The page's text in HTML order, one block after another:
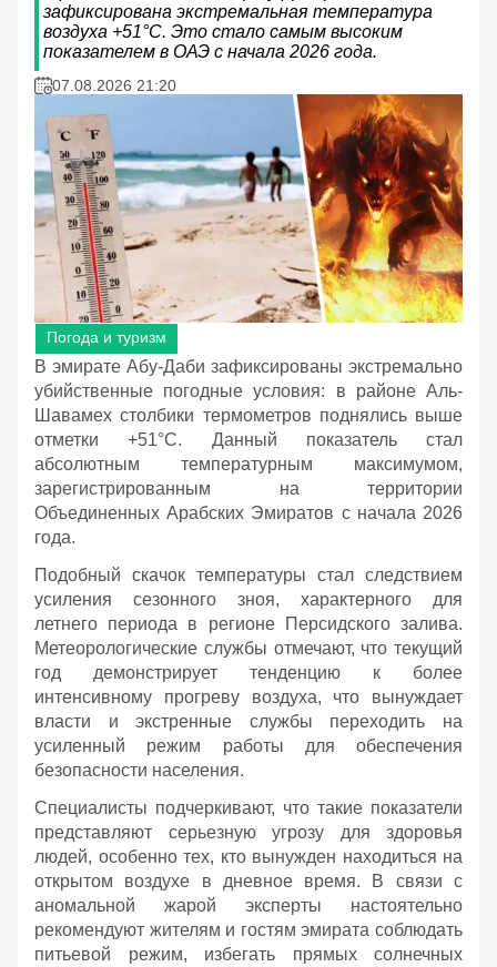
зафиксирована экстремальная температура
воздуха +51°C. Это стало самым высоким
показателем в ОАЭ с начала 2026 года.
07.08.2026 21:20
Погода и туризм
В эмирате Абу-Даби зафиксированы экстремально
убийственные погодные условия: в районе Аль-
Шавамех столбики термометров поднялись выше
отметки +51°C. Данный показатель стал
абсолютным температурным максимумом,
зарегистрированным на территории
Объединенных Арабских Эмиратов с начала 2026
года.
Подобный скачок температуры стал следствием
усиления сезонного зноя, характерного для
летнего периода в регионе Персидского залива.
Метеорологические службы отмечают, что текущий
год демонстрирует тенденцию к более
интенсивному прогреву воздуха, что вынуждает
власти и экстренные службы переходить на
усиленный режим работы для обеспечения
безопасности населения.
Специалисты подчеркивают, что такие показатели
представляют серьезную угрозу для здоровья
людей, особенно тех, кто вынужден находиться на
открытом воздухе в дневное время. В связи с
аномальной жарой эксперты настоятельно
рекомендуют жителям и гостям эмирата соблюдать
питьевой режим, избегать прямых солнечных